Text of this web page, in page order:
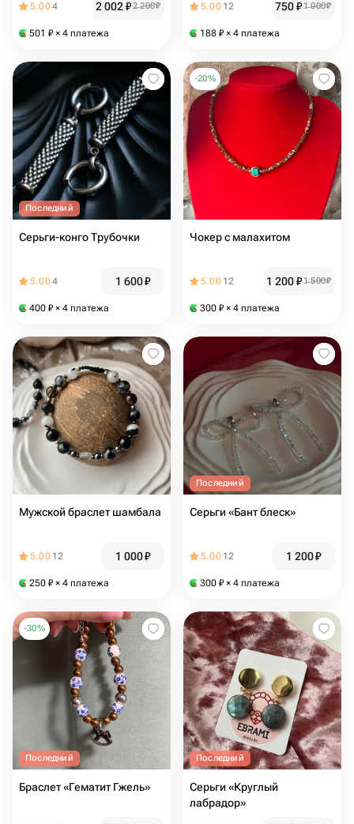
5.004 2 002₽2 200₽
501 ₽ × 4 платежа
5.00 12 750₽1 000₽
188 ₽ × 4 платежа
Последний
Серьги-конго Трубочки
5.004 1 600₽
400 ₽ × 4 платежа
-20%
Чокер с малахитом
5.00 12 1 200₽1 500₽
300 ₽ × 4 платежа
Мужской браслет шамбала
5.00 12 1 000₽
250 ₽ × 4 платежа
Последний
Серьги «Бант блеск»
5.00 12 1 200₽
300 ₽ × 4 платежа
-30%
Последний
Браслет «Гематит Гжель»
Последний
Серьги «Круглый
лабрадор»